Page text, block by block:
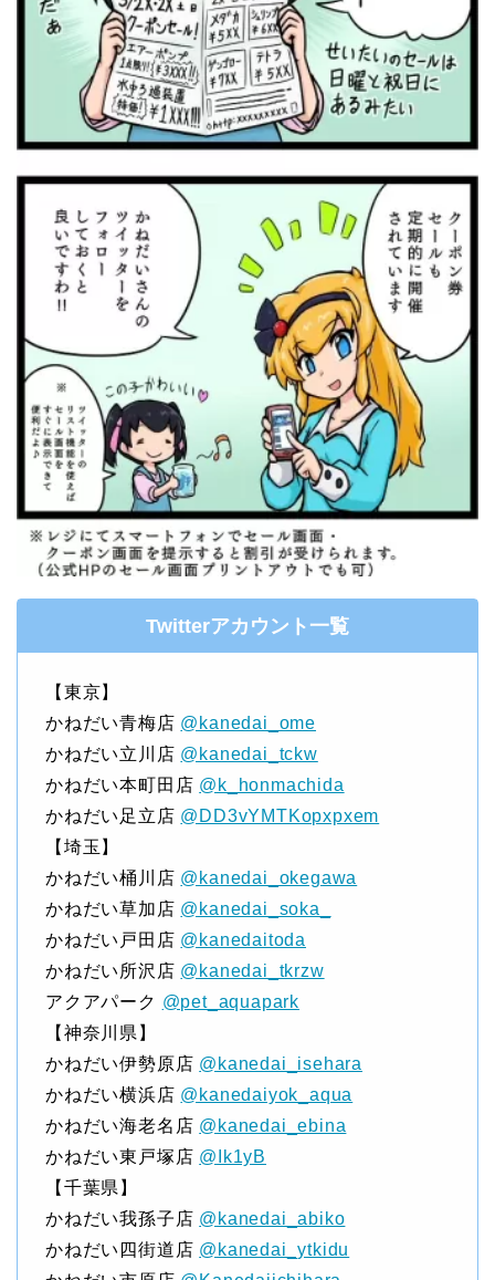
Twitterアカウント一覧
【東京】
かねだい青梅店 @kanedai_ome
かねだい立川店 @kanedai_tckw
かねだい本町田店 @k_honmachida
かねだい足立店 @DD3vYMTKopxpxem
【埼玉】
かねだい桶川店 @kanedai_okegawa
かねだい草加店 @kanedai_soka_
かねだい戸田店 @kanedaitoda
かねだい所沢店 @kanedai_tkrzw
アクアパーク @pet_aquapark
【神奈川県】
かねだい伊勢原店 @kanedai_isehara
かねだい横浜店 @kanedaiyok_aqua
かねだい海老名店 @kanedai_ebina
かねだい東戸塚店 @Ik1yB
【千葉県】
かねだい我孫子店 @kanedai_abiko
かねだい四街道店 @kanedai_ytkidu